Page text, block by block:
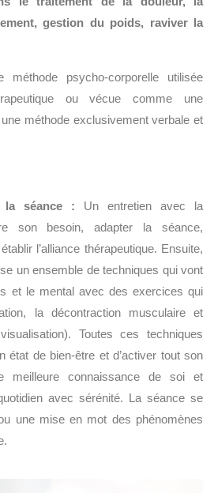
gestion du poids, raviver la
psycho-corporelle utilisée
ou vécue comme une
méthode exclusivement verbale et
la séance : Un entretien avec la
son besoin, adapter la séance,
l’alliance thérapeutique. Ensuite,
un ensemble de techniques qui vont
et le mental avec des exercices qui
la décontraction musculaire et
Toutes ces techniques
état de bien-être et d’activer tout son
meilleure connaissance de soi et
avec sérénité. La séance se
une mise en mot des phénomènes